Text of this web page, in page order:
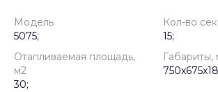
Модель
5075;
Кол-во
15;
Отапливаемая площадь,
м2
30;
Габариты,